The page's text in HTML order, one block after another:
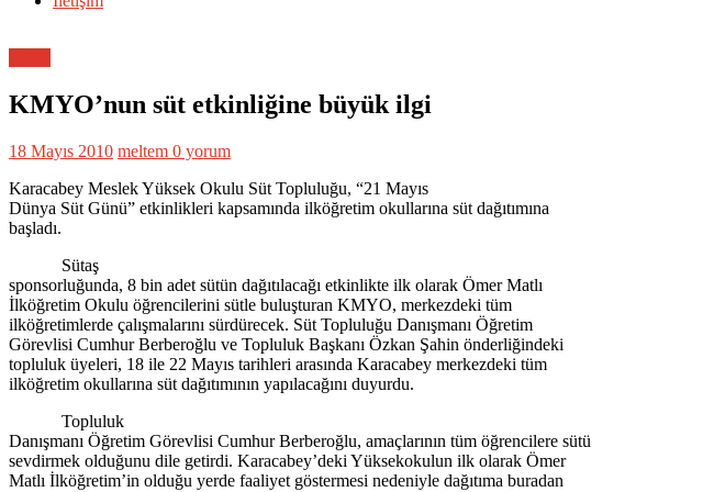
KMYO’nun süt etkinliğine büyük ilgi
18 Mayıs 2010 meltem 0 yorum
Karacabey Meslek Yüksek Okulu Süt Topluluğu, “21 Mayıs
Dünya Süt Günü” etkinlikleri kapsamında ilköğretim okullarına süt dağıtımına
başladı.
Sütaş
sponsorluğunda, 8 bin adet sütün dağıtılacağı etkinlikte ilk olarak Ömer Matlı
İlköğretim Okulu öğrencilerini sütle buluşturan KMYO, merkezdeki tüm
ilköğretimlerde çalışmalarını sürdürecek. Süt Topluluğu Danışmanı Öğretim
Görevlisi Cumhur Berberoğlu ve Topluluk Başkanı Özkan Şahin önderliğindeki
topluluk üyeleri, 18 ile 22 Mayıs tarihleri arasında Karacabey merkezdeki tüm
ilköğretim okullarına süt dağıtımının yapılacağını duyurdu.
Topluluk
Danışmanı Öğretim Görevlisi Cumhur Berberoğlu, amaçlarının tüm öğrencilere sütü
sevdirmek olduğunu dile getirdi. Karacabey’deki Yüksekokulun ilk olarak Ömer
Matlı İlköğretim’in olduğu yerde faaliyet göstermesi nedeniyle dağıtıma buradan